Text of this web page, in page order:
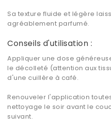
Sa texture fluide et légère
agréablement parfumé.
Conseils d'utilisation :
Appliquer une dose
le décolleté (attention aux
d'une cuillère à café.
Renouveler l'application
nettoyage le soir avant le
suivant.